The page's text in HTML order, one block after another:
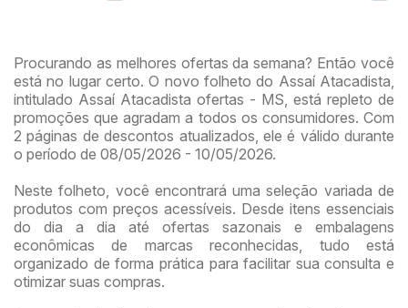
Procurando as melhores ofertas da semana? Então você
está no lugar certo. O novo folheto do Assaí Atacadista,
intitulado Assaí Atacadista ofertas - MS, está repleto de
promoções que agradam a todos os consumidores. Com
2 páginas de descontos atualizados, ele é válido durante
o período de 08/05/2026 - 10/05/2026.
Neste folheto, você encontrará uma seleção variada de
produtos com preços acessíveis. Desde itens essenciais
do dia a dia até ofertas sazonais e embalagens
econômicas de marcas reconhecidas, tudo está
organizado de forma prática para facilitar sua consulta e
otimizar suas compras.